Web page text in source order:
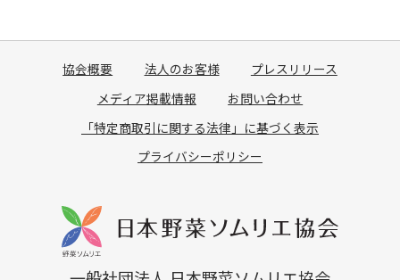
協会概要 法人のお客様
プレスリリース
メディア掲載情報
お問い合わせ
「特定商取引に関する法律」に基づく表示
プライバシーポリシー